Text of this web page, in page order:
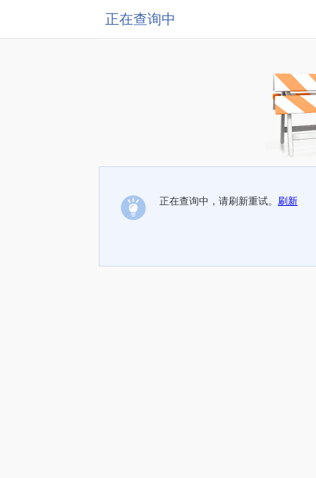
正在查询中
正在查询中，请刷新重试。 刷新